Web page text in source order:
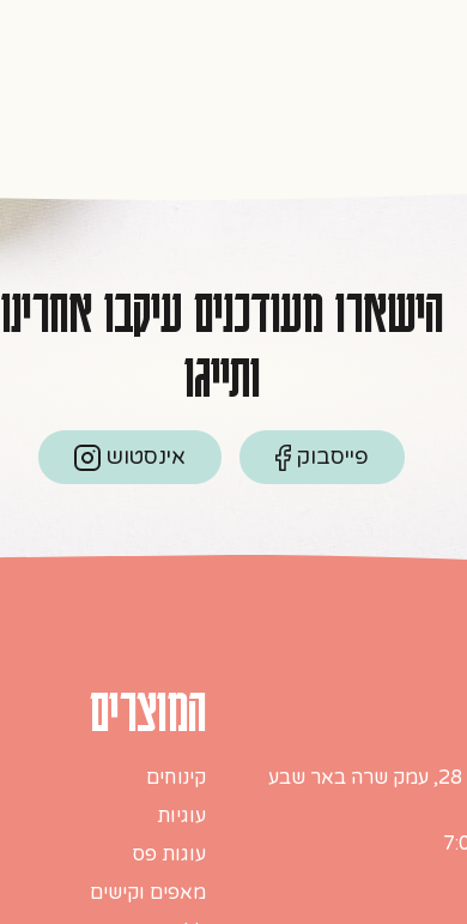
הישארו מעודכנים עיקבו אחרינו
ותייגו
פייסבוק אינסטוש
המוצרים
קינוחים
עוגיות
עוגות פס
מאפים וקישים